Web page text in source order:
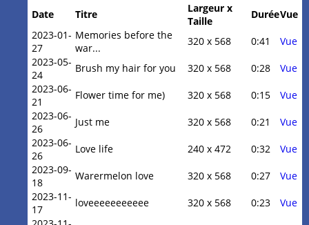
Date Titre
Largeur x
Taille
DuréeVue
2023-01-
27
Memories before the
war...
320 x 568 0:41
Vue
2023-05-
24
Brush my hair for you 320 x 568 0:28
Vue
2023-06-
21
Flower time for me) 320 x 568 0:15
Vue
2023-06-
26
Just me 320 x 568 0:21
Vue
2023-06-
26
Love life 240 x 472 0:32
Vue
2023-09-
18
Warermelon love 320 x 568 0:27
Vue
2023-11-
17
loveeeeeeeeeee 320 x 568 0:23
Vue